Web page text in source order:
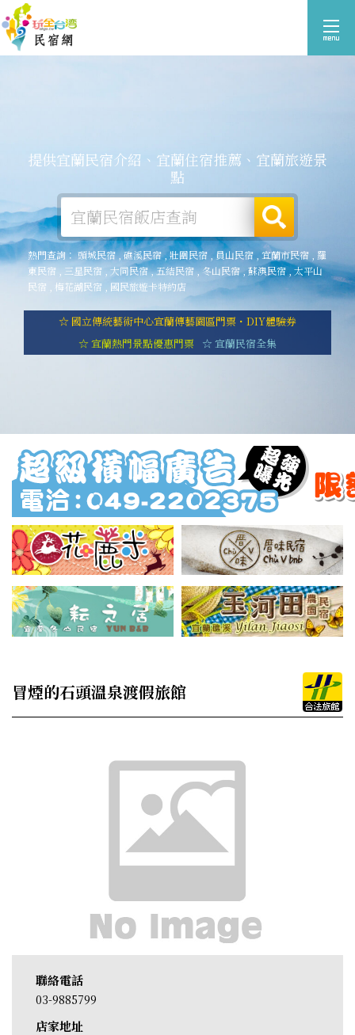
提供宜蘭民宿介紹、宜蘭住宿推薦、宜蘭旅遊景
點
熱門查詢：頭城民宿,礁溪民宿,壯圍民宿 員山民宿 宜蘭市民宿
羅
東民宿
三星民宿 大同民宿,五結民宿,冬山民宿,蘇澳民宿, 太平山
民宿
梅花湖民宿 國民旅遊卡特約店
☆ 國立傳統藝術中心宜蘭傳藝園區門票・DIY體驗券
☆ 宜蘭熱門景點優惠門票
☆ 宜蘭民宿全集
冒煙的石頭溫泉渡假旅館
聯絡電話
03-9885799
店家地址